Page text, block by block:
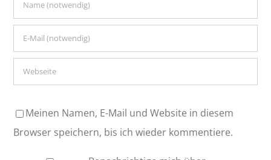
Meinen Namen, E-Mail und Website in diesem
Browser speichern, bis ich wieder kommentiere.